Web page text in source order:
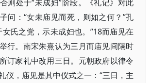
则处于“未成妇”阶段。《礼记》对此
问：“女未庙见而死，则如之何？”孔
女氏之党，示未成妇也。”18而庙见在
行。南宋朱熹认为三月而庙见间隔时
订家礼中改用三日。元朝政府以律令
仪，庙见是其中仪式之一：“三日，主